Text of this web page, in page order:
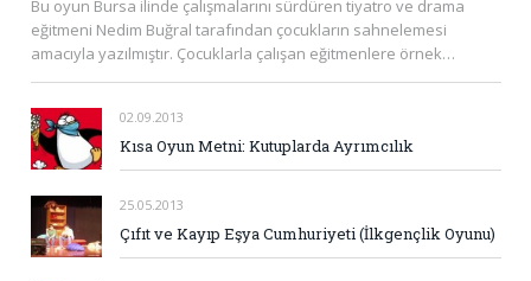
Bu oyun Bursa ilinde çalışmalarını sürdüren tiyatro ve drama
eğitmeni Nedim Buğral tarafından çocukların sahnelemesi
amacıyla yazılmıştır. Çocuklarla çalışan eğitmenlere örnek…
02.09.2013
Kısa Oyun Metni: Kutuplarda Ayrımcılık
25.05.2013
Çıfıt ve Kayıp Eşya Cumhuriyeti (İlkgençlik Oyunu)